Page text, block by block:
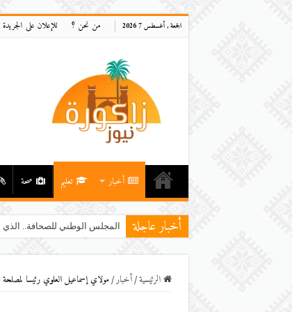
الجمعة , أغسطس 7 2026 من نحن ؟ للإعلان على الجريدة
أخبار تعليم صحة
أخبار عاجلة المجلس الوطني للصحافة.. الذي
الرئيسية/أخبار/مولاي إسماعيل العلوي رئيسا لمصلحة